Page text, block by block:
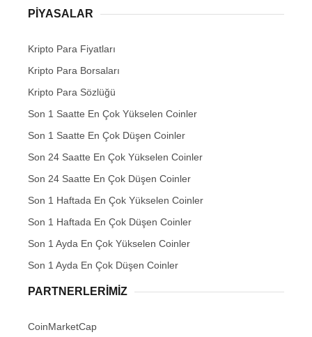
PIYASALAR
Kripto Para Fiyatları
Kripto Para Borsaları
Kripto Para Sözlüğü
Son 1 Saatte En Çok Yükselen Coinler
Son 1 Saatte En Çok Düşen Coinler
Son 24 Saatte En Çok Yükselen Coinler
Son 24 Saatte En Çok Düşen Coinler
Son 1 Haftada En Çok Yükselen Coinler
Son 1 Haftada En Çok Düşen Coinler
Son 1 Ayda En Çok Yükselen Coinler
Son 1 Ayda En Çok Düşen Coinler
PARTNERLERIMIZ
CoinMarketCap